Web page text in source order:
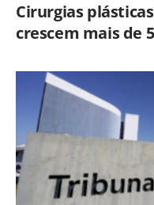
Cirurgias
crescem mais de